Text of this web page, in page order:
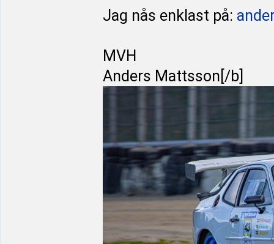
Jag nås enklast på:
MVH
Anders Mattsson[/b]